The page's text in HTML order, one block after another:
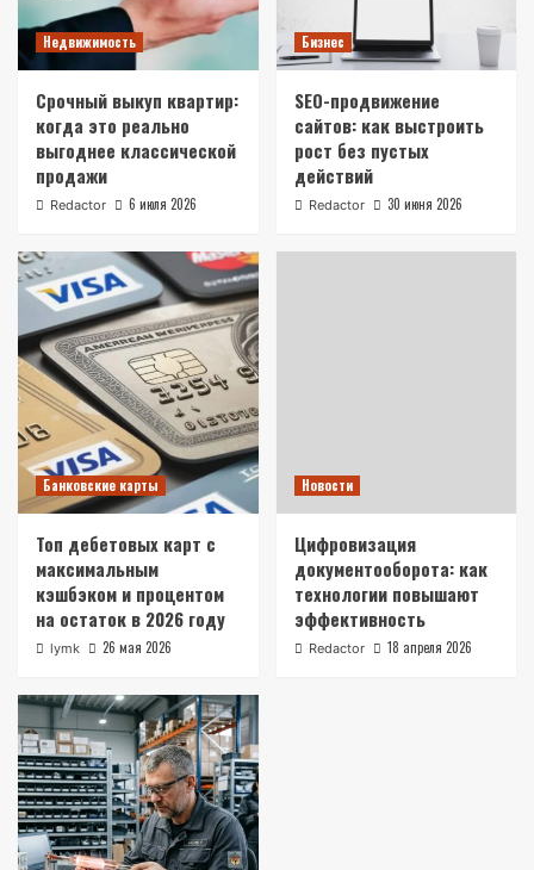
5
электроники: расчет рентабельности и
выигрыш тендера на газовые разрядники
Недвижимость
Срочный выкуп квартир: когда это реально
выгоднее классической продажи
2
SEO-продвижение сайтов: как выстроить
рост без пустых действий
3
Банковские карты
Топ дебетовых карт с максимальным
кэшбэком и процентом на остаток в 2026
году
4
Новости
Цифровизация документооборота: как
технологии повышают эффективность
5
Бизнес
Бизнес на поставках промышленной
электроники: расчет рентабельности и
Недвижимость
Срочный выкуп квартир:
когда это реально
выгоднее классической
продажи
Redactor 6 июля 2026
Бизнес
SEO-продвижение
сайтов: как выстроить
рост без пустых
действий
Redactor 30 июня 2026
Банковские карты
Топ дебетовых карт с
максимальным
кэшбэком и процентом
на остаток в 2026 году
lymk 26 мая 2026
Новости
Цифровизация
документооборота: как
технологии повышают
эффективность
Redactor 18 апреля 2026